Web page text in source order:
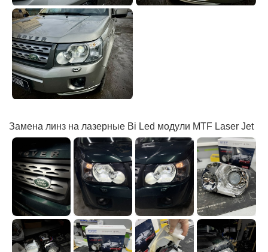
Замена линз на лазерные Bi Led модули MTF Laser Jet